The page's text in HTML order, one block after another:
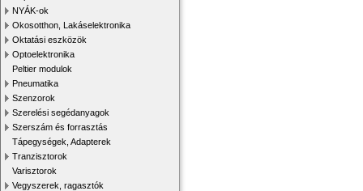
NYÁK-ok
Okosotthon, Lakáselektronika
Oktatási eszközök
Optoelektronika
Peltier modulok
Pneumatika
Szenzorok
Szerelési segédanyagok
Szerszám és forrasztás
Tápegységek, Adapterek
Tranzisztorok
Varisztorok
Vegyszerek, ragasztók